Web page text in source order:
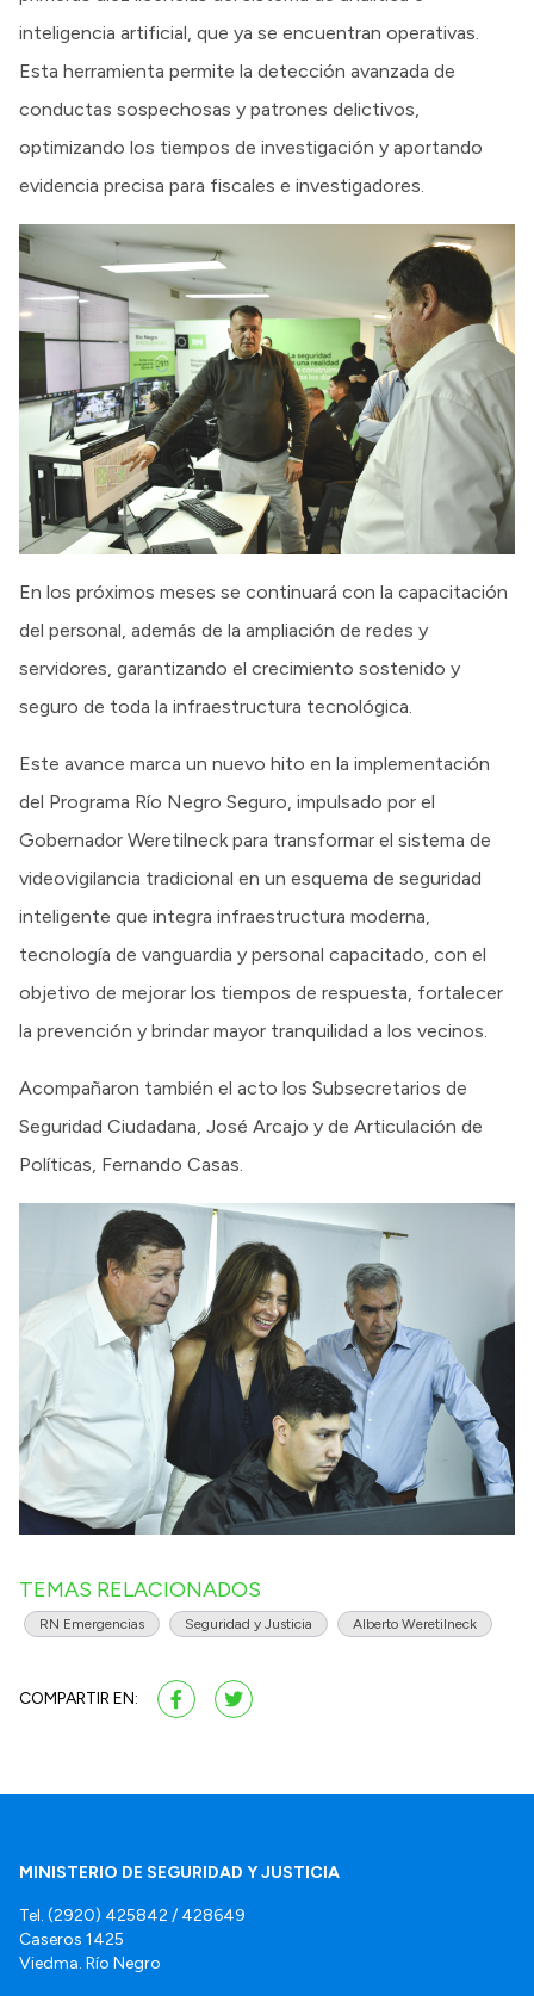
inteligencia artificial, que ya se encuentran operativas.
Esta herramienta permite la detección avanzada de
conductas sospechosas y patrones delictivos,
optimizando los tiempos de investigación y aportando
evidencia precisa para fiscales e investigadores.
En los próximos meses se continuará con la capacitación
del personal, además de la ampliación de redes y
servidores, garantizando el crecimiento sostenido y
seguro de toda la infraestructura tecnológica.
Este avance marca un nuevo hito en la implementación
del Programa Río Negro Seguro, impulsado por el
Gobernador Weretilneck para transformar el sistema de
videovigilancia tradicional en un esquema de seguridad
inteligente que integra infraestructura moderna,
tecnología de vanguardia y personal capacitado, con el
objetivo de mejorar los tiempos de respuesta, fortalecer
la prevención y brindar mayor tranquilidad a los vecinos.
Acompañaron también el acto los Subsecretarios de
Seguridad Ciudadana, José Arcajo y de Articulación de
Políticas, Fernando Casas.
TEMAS RELACIONADOS
RN Emergencias Seguridad y Justicia Alberto Weretilneck
COMPARTIR EN:
MINISTERIO DE SEGURIDAD Y JUSTICIA
Tel. (2920) 425842 / 428649
Caseros 1425
Viedma. Río Negro